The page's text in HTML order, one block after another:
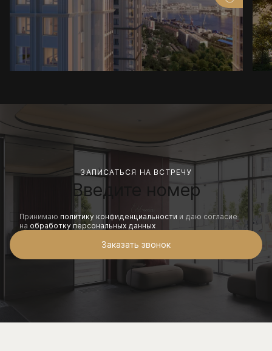
ЗАПИСАТЬСЯ НА ВСТРЕЧУ
Заказать звонок
Принимаю политику конфиденциальности и даю согласие
на обработку персональных данных